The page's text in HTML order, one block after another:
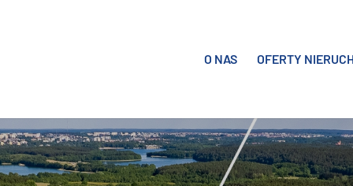
O NAS OFERTY